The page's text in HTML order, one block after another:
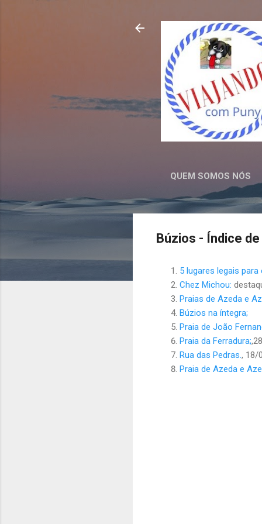
QUEM SOMOS NÓS
Búzios - Índice
5 lugares legais
Chez Michou:
Praias de Azeda e
Búzios na íntegra;
Praia de João
Praia da Ferradura;
Rua das Pedras., 18/
Praia de Azeda e